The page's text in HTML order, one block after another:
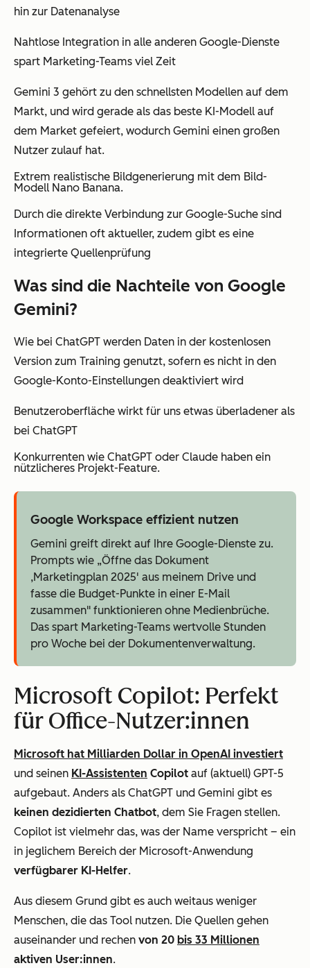
hin zur Datenanalyse
Nahtlose Integration in alle anderen Google-Dienste
spart Marketing-Teams viel Zeit
Gemini 3 gehört zu den schnellsten Modellen auf dem
Markt, und wird gerade als das beste KI-Modell auf
dem Market gefeiert, wodurch Gemini einen großen
Nutzer zulauf hat.
Extrem realistische Bildgenerierung mit dem Bild-
Modell Nano Banana.
Durch die direkte Verbindung zur Google-Suche sind
Informationen oft aktueller, zudem gibt es eine
integrierte Quellenprüfung
Was sind die Nachteile von Google
Gemini?
Wie bei ChatGPT werden Daten in der kostenlosen
Version zum Training genutzt, sofern es nicht in den
Google-Konto-Einstellungen deaktiviert wird
Benutzeroberfläche wirkt für uns etwas überladener als
bei ChatGPT
Konkurrenten wie ChatGPT oder Claude haben ein
nützlicheres Projekt-Feature.
Google Workspace effizient nutzen
Gemini greift direkt auf Ihre Google-Dienste zu.
Prompts wie „Öffne das Dokument
‚Marketingplan 2025' aus meinem Drive und
fasse die Budget-Punkte in einer E-Mail
zusammen" funktionieren ohne Medienbrüche.
Das spart Marketing-Teams wertvolle Stunden
pro Woche bei der Dokumentenverwaltung.
Microsoft Copilot: Perfekt
für Office-Nutzer:innen
Microsoft hat Milliarden Dollar in OpenAI investiert
und seinen KI-Assistenten Copilot auf (aktuell) GPT-5
aufgebaut. Anders als ChatGPT und Gemini gibt es
keinen dezidierten Chatbot, dem Sie Fragen stellen.
Copilot ist vielmehr das, was der Name verspricht – ein
in jeglichem Bereich der Microsoft-Anwendung
verfügbarer KI-Helfer.
Aus diesem Grund gibt es auch weitaus weniger
Menschen, die das Tool nutzen. Die Quellen gehen
auseinander und rechen von 20 bis 33 Millionen
aktiven User:innen.